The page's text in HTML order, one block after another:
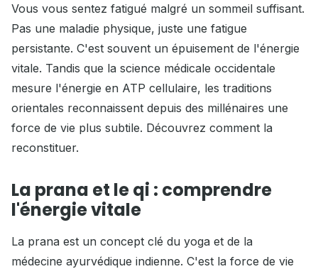
Vous vous sentez fatigué malgré un sommeil suffisant.
Pas une maladie physique, juste une fatigue
persistante. C'est souvent un épuisement de l'énergie
vitale. Tandis que la science médicale occidentale
mesure l'énergie en ATP cellulaire, les traditions
orientales reconnaissent depuis des millénaires une
force de vie plus subtile. Découvrez comment la
reconstituer.
La prana et le qi : comprendre
l'énergie vitale
La prana est un concept clé du yoga et de la
médecine ayurvédique indienne. C'est la force de vie